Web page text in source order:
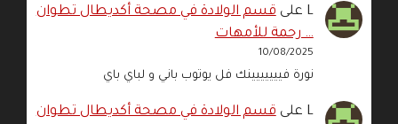
L علىقسم الولادة في مصحة أكديطال تطوان
… رحمة للأمهات
10/08/2025
نورة فييييييينك فل يوتوب باني و لباي باي
L علىقسم الولادة في مصحة أكديطال تطوان